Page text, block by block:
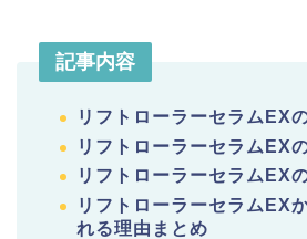
記事内容
リフトローラーセラムEX
リフトローラーセラムEX
リフトローラーセラムEX
リフトローラーセラムEX
れる理由まとめ